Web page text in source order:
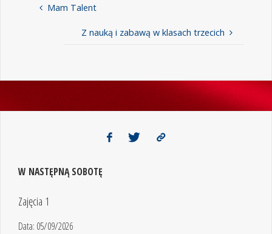
Mam Talent
Z nauką i zabawą w klasach trzecich
W NASTĘPNĄ SOBOTĘ
Zajęcia 1
Data: 05/09/2026